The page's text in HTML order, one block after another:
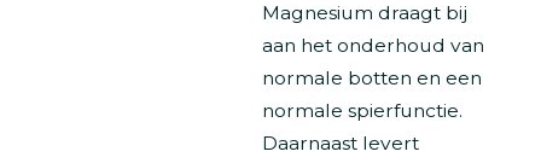
Magnesium draagt bij
aan het onderhoud van
normale botten en een
normale spierfunctie.
Daarnaast levert